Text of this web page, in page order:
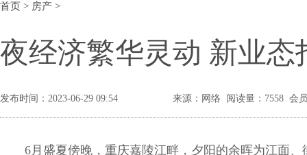
首页 > 房产 >
夜经济繁华灵动 新业
发布时间：2023-06-29 09:54 来源：网络 阅读量：7558 会
6月盛夏傍晚，重庆嘉陵江畔，夕阳的余晖为江面